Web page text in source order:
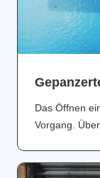
Das Öffnen
Vorgang.